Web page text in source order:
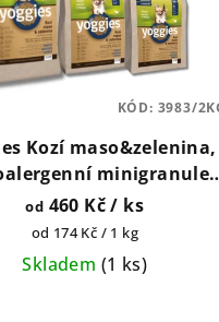
Kozí maso&zelenina,
minigranule
lisované za studena s
2kg, 5kg, 15kg
od 460 Kč/ ks
Měrná
cena:
od 174 Kč / 1 kg
Skladem (1 ks)
KÓD: 3983/